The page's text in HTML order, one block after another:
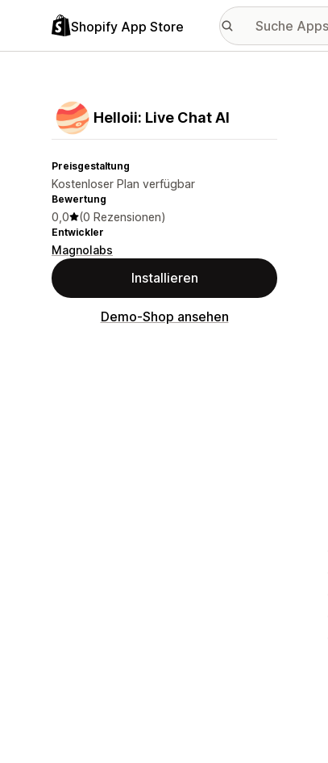
Shopify App Store
Helloii: Live Chat AI
Preisgestaltung
Kostenloser Plan verfügbar
Bewertung
0,0 (0 Rezensionen)
Entwickler
Magnolabs
Installieren
Demo-Shop ansehen